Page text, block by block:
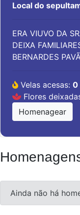
Local do
ERA VIUVO DA
DEIXA
BERNARDES
Velas acesas: 0
Flores
Homenagear
Ainda não há